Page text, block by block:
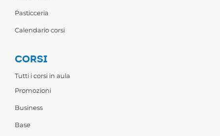
Pasticceria
Calendario corsi
CORSI
Tutti i corsi in aula
Promozioni
Business
Base